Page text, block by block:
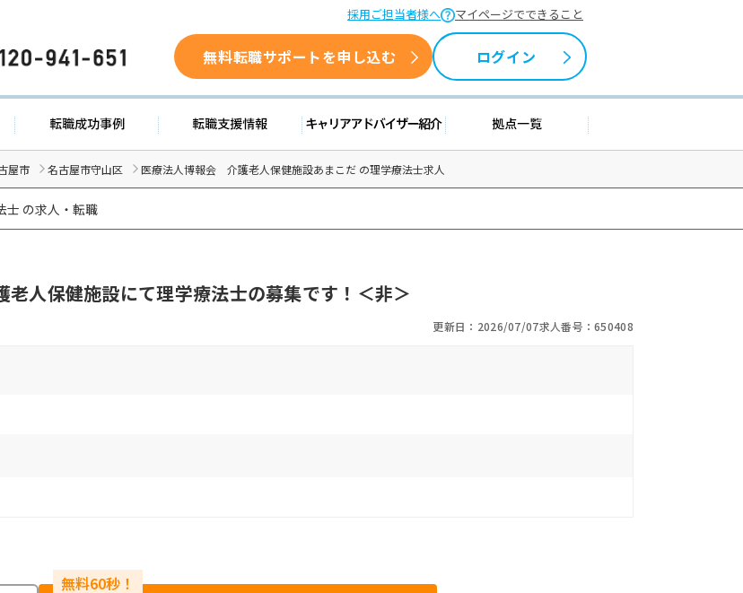
採用ご担当者様へ マイページでできること
0120-941-651 無料転職サポートを申し込む ログイン
求人検索 転職成功事例 転職支援情報 キャリアアドバイザー紹介 拠点一覧
屋市 名古屋市守山区 医療法人博報会 介護老人保健施設あまこだ の理学療法士求人
士 の求人・転職
人保健施設にて理学療法士の募集です！＜非＞
更新日：2026/07/07求人番号：650408